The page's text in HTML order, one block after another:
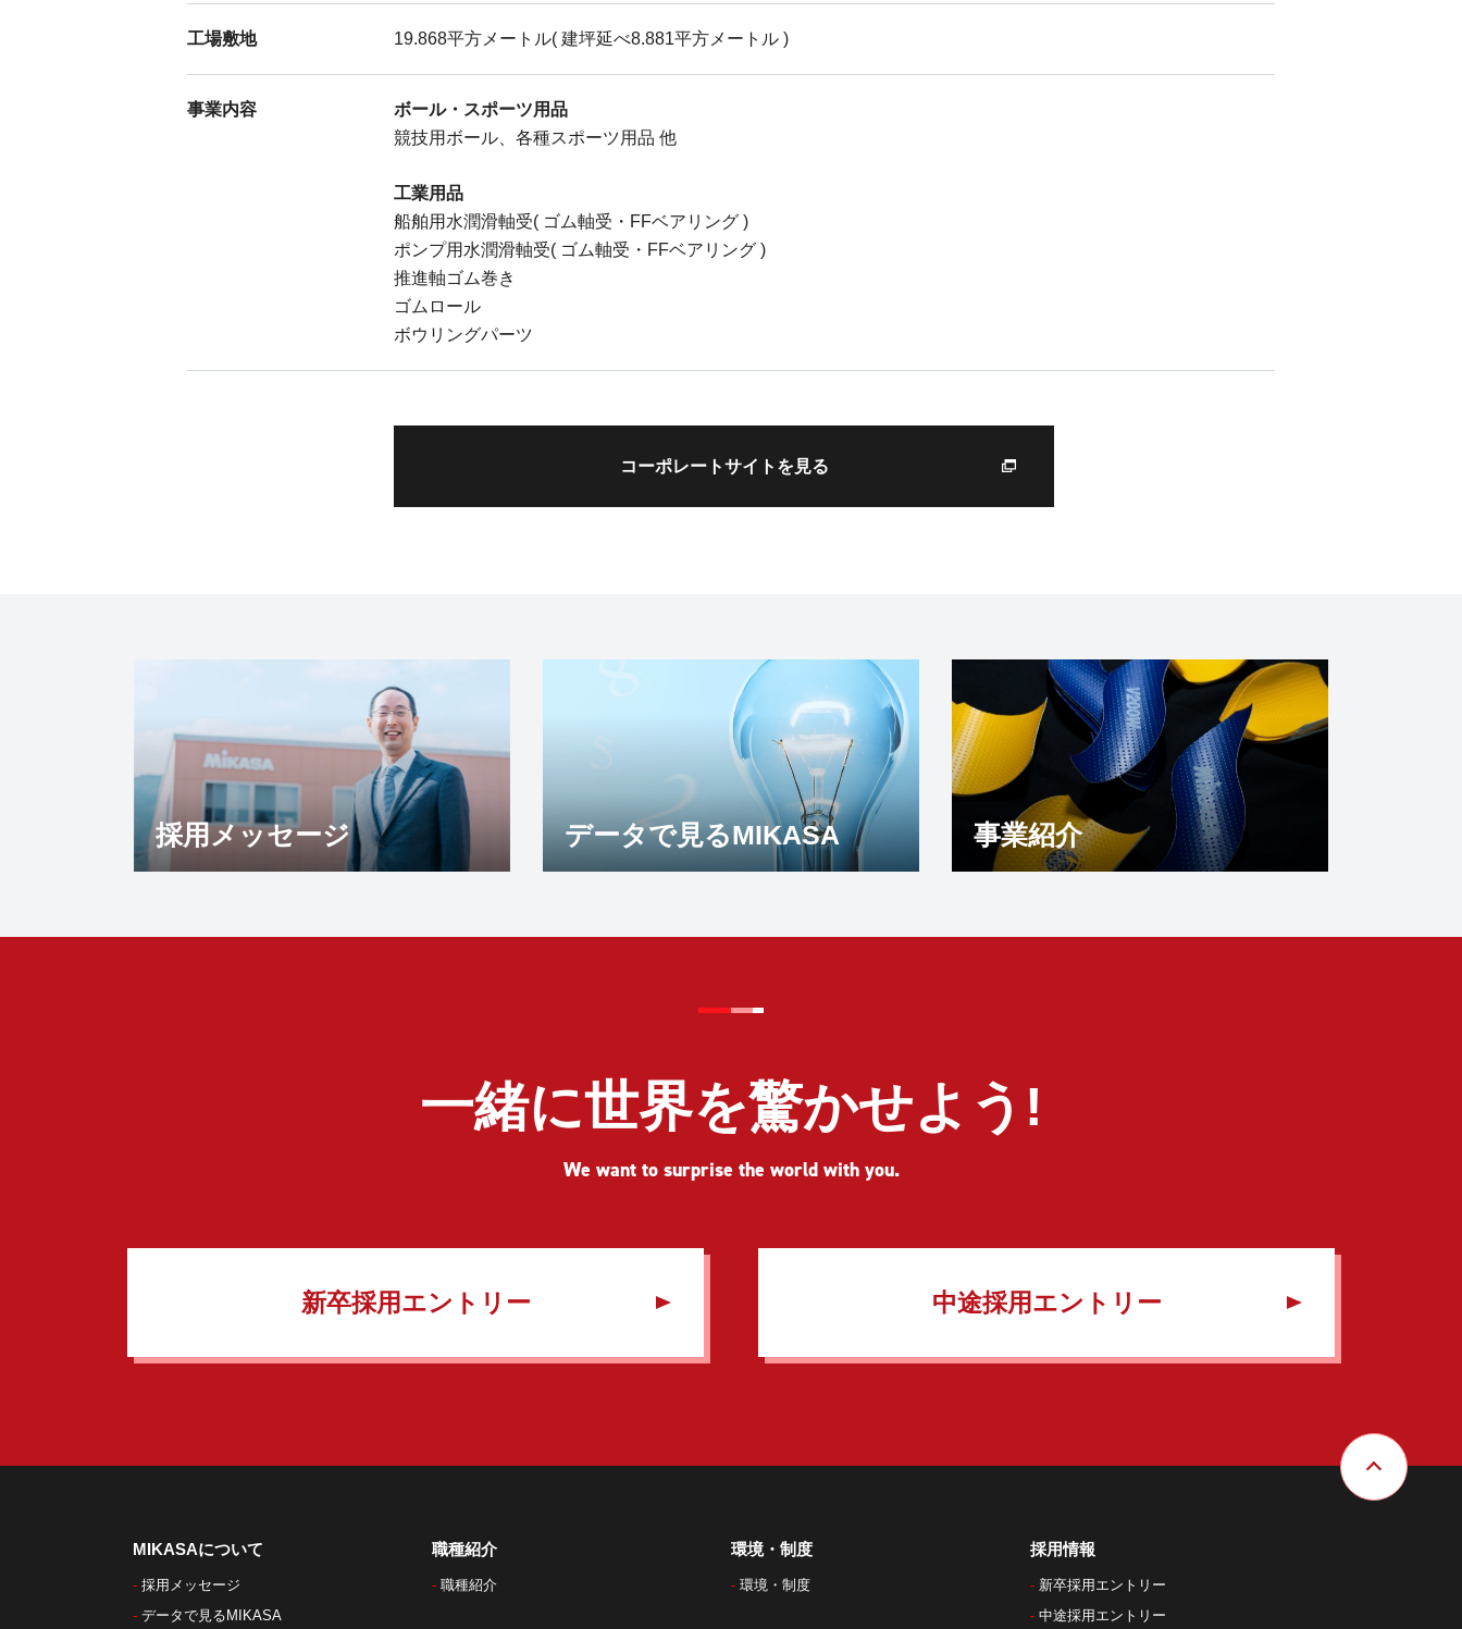
工場敷地 19.868平方メートル( 建坪延べ8.881平方メートル )
事業内容
ボール・スポーツ用品
競技用ボール、各種スポーツ用品 他
工業用品
船舶用水潤滑軸受( ゴム軸受・FFベアリング )
ポンプ用水潤滑軸受( ゴム軸受・FFベアリング )
推進軸ゴム巻き
ゴムロール
ボウリングパーツ
コーポレートサイトを見る
採用メッセージ データで見るMIKASA 事業紹介
一緒に世界を驚かせよう!
We want to surprise the world with you.
新卒採用エントリー 中途採用エントリー
MIKASAについて
採用メッセージ
データで見るMIKASA
職種紹介
職種紹介
環境・制度
環境・制度
採用情報
新卒採用エントリー
中途採用エントリー